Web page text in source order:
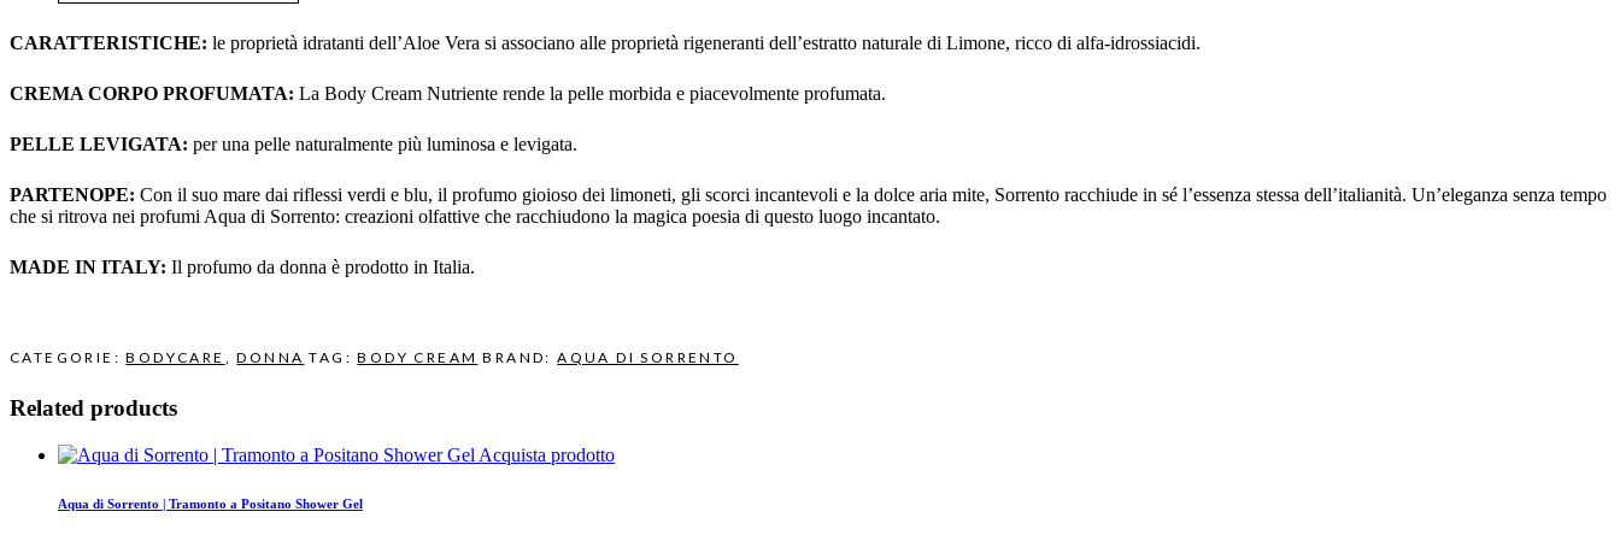
CARATTERISTICHE: le proprietà idratanti dell’Aloe Vera si associano alle proprietà rigeneranti dell’estratto naturale di Limone, ricco di alfa-idrossiacidi.
CREMA CORPO PROFUMATA: La Body Cream Nutriente rende la pelle morbida e piacevolmente profumata.
PELLE LEVIGATA: per una pelle naturalmente più luminosa e levigata.
PARTENOPE: Con il suo mare dai riflessi verdi e blu, il profumo gioioso dei limoneti, gli scorci incantevoli e la dolce aria mite, Sorrento racchiude in sé l’essenza stessa dell’italianità. Un’eleganza senza tempo
che si ritrova nei profumi Aqua di Sorrento: creazioni olfattive che racchiudono la magica poesia di questo luogo incantato.
MADE IN ITALY: Il profumo da donna è prodotto in Italia.
CATEGORIE:BODYCARE ,DONNA TAG:BODY CREAM BRAND:AQUA DI SORRENTO
Related products
Acquista prodotto
Aqua di Sorrento | Tramonto a Positano Shower Gel